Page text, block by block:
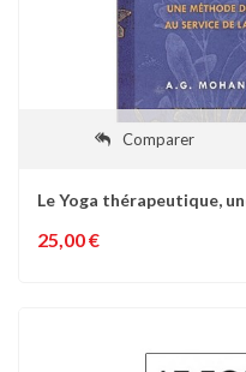
Comparer
Le Yoga thérapeutique,
25,00 €